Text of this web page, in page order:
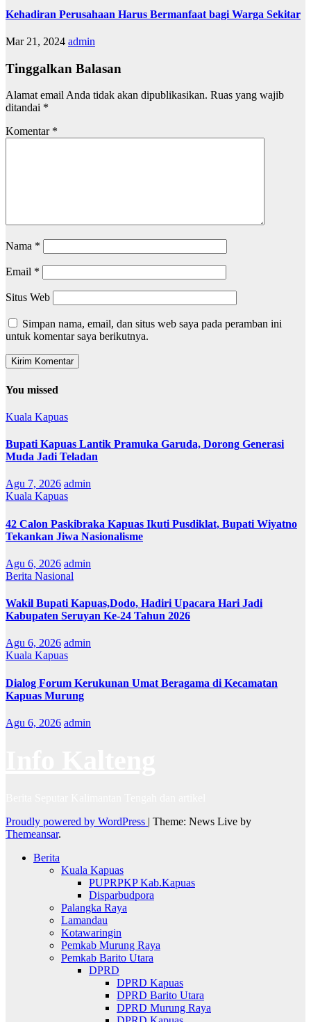
Kehadiran Perusahaan Harus Bermanfaat bagi Warga Sekitar
Mar 21, 2024 admin
Tinggalkan Balasan
Alamat email Anda tidak akan dipublikasikan. Ruas yang wajib
ditandai *
Komentar *
Nama *
Email *
Situs Web
Simpan nama, email, dan situs web saya pada peramban ini
untuk komentar saya berikutnya.
You missed
Kuala Kapuas
Bupati Kapuas Lantik Pramuka Garuda, Dorong Generasi
Muda Jadi Teladan
Agu 7, 2026 admin
Kuala Kapuas
42 Calon Paskibraka Kapuas Ikuti Pusdiklat, Bupati Wiyatno
Tekankan Jiwa Nasionalisme
Agu 6, 2026 admin
Berita Nasional
Wakil Bupati Kapuas,Dodo, Hadiri Upacara Hari Jadi
Kabupaten Seruyan Ke-24 Tahun 2026
Agu 6, 2026 admin
Kuala Kapuas
Dialog Forum Kerukunan Umat Beragama di Kecamatan
Kapuas Murung
Agu 6, 2026 admin
Proudly powered by WordPress | Theme: News Live by
Themeansar.
Berita
Kuala Kapuas
PUPRPKP Kab.Kapuas
Disparbudpora
Palangka Raya
Lamandau
Kotawaringin
Pemkab Murung Raya
Pemkab Barito Utara
DPRD
DPRD Kapuas
DPRD Barito Utara
DPRD Murung Raya